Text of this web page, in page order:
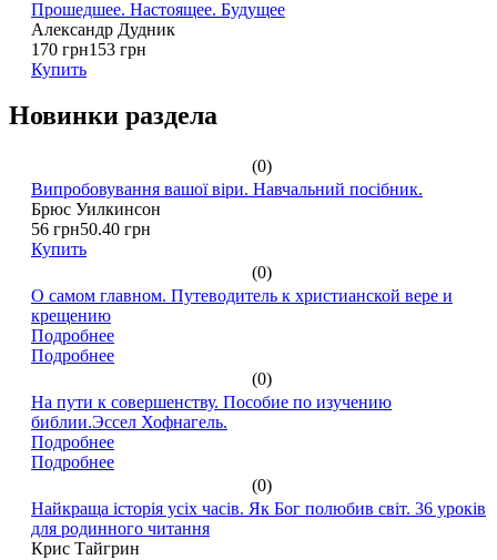
Прошедшее. Настоящее. Будущее
Александр Дудник
170 грн153 грн
Купить
Новинки раздела
(0)
Випробовування вашої віри. Навчальний посібник.
Брюс Уилкинсон
56 грн50.40 грн
Купить
(0)
О самом главном. Путеводитель к христианской вере и
крещению
Подробнее
Подробнее
(0)
На пути к совершенству. Пособие по изучению
библии.Эссел Хофнагель.
Подробнее
Подробнее
(0)
Найкраща історія усіх часів. Як Бог полюбив світ. 36 уроків
для родинного читання
Крис Тайгрин